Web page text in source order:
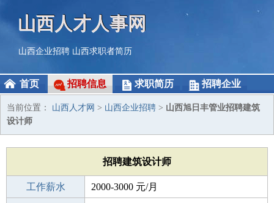
山西人才人事网
山西企业招聘 山西求职者简历
首页 招聘信息 求职简历 招聘企业
当前位置： 山西人才网 > 山西企业招聘 > 山西旭日丰管业招聘建筑
设计师
招聘建筑设计师
工作薪水 2000-3000 元/月